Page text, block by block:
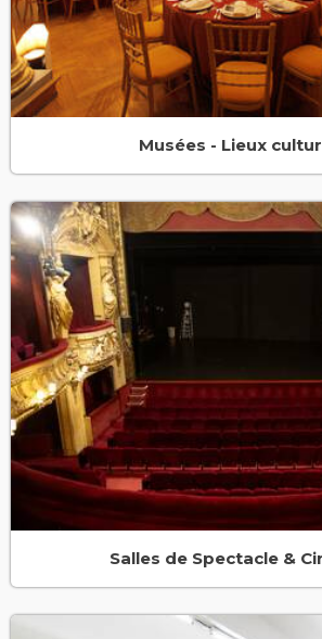
Musées - Lieux
Salles de Spectacle &